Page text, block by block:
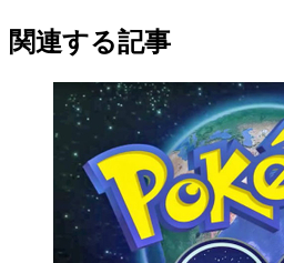
関連する記事